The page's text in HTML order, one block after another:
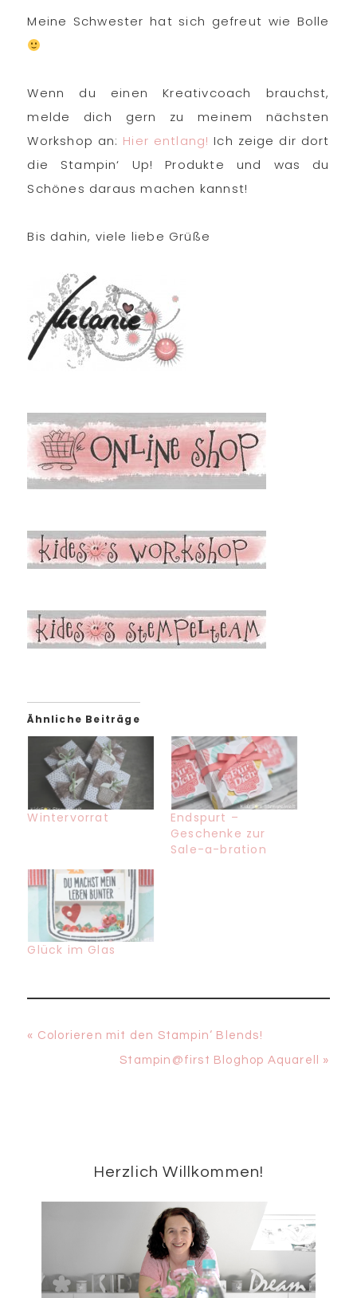
Meine Schwester hat sich gefreut wie Bolle
Wenn du einen Kreativcoach brauchst,
melde dich gern zu meinem nächsten
Workshop an: Hier entlang! Ich zeige dir dort
die Stampin‘ Up! Produkte und was du
Schönes daraus machen kannst!
Bis dahin, viele liebe Grüße
Ähnliche Beiträge
Wintervorrat
Endspurt –
Geschenke zur
Sale-a-bration
Glück im Glas
Vorheriger
« Colorieren mit den Stampin‘ Blends!
Nächster
Stampin@first Bloghop Aquarell »
Herzlich Willkommen!